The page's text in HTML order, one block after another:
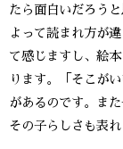
たら面白いだろう
よって読まれ方が
て感じますし、絵
ります。「そこが
があるのです。ま
その子らしさも表れ